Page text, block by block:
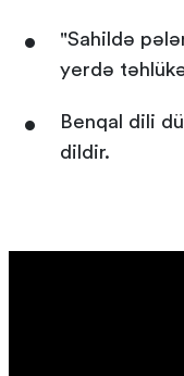
"Sahildə
yerdə
Benqal dili
dildir.